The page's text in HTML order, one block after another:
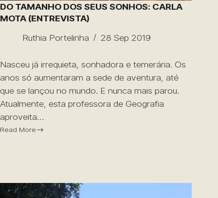
DO TAMANHO DOS SEUS SONHOS: CARLA
MOTA (ENTREVISTA)
Ruthia Portelinha
28 Sep 2019
Nasceu já irrequieta, sonhadora e temerária. Os
anos só aumentaram a sede de aventura, até
que se lançou no mundo. E nunca mais parou.
Atualmente, esta professora de Geografia
aproveita…
Read More